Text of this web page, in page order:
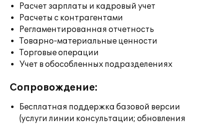
Расчет зарплаты и кадровый учет
Расчеты с контрагентами
Регламентированная отчетность
Товарно-материальные ценности
Торговые операции
Учет в обособленных подразделениях
Сопровождение:
Бесплатная поддержка базовой версии
(услуги линии консультации; обновления